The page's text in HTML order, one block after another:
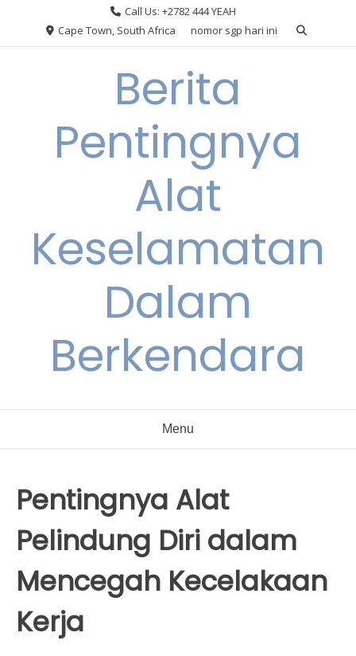
Call Us: +2782 444 YEAH
Cape Town, South Africa
nomor sgp hari ini
Berita
Pentingnya
Alat
Keselamatan
Dalam
Berkendara
Menu
Pentingnya Alat
Pelindung Diri dalam
Mencegah Kecelakaan
Kerja